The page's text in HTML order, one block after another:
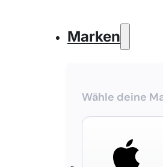
Marken
Wähle deine